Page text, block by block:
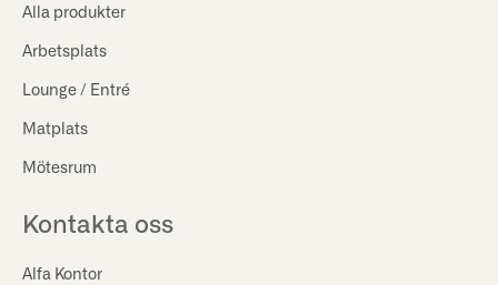
Alla produkter
Arbetsplats
Lounge / Entré
Matplats
Mötesrum
Kontakta oss
Alfa Kontor